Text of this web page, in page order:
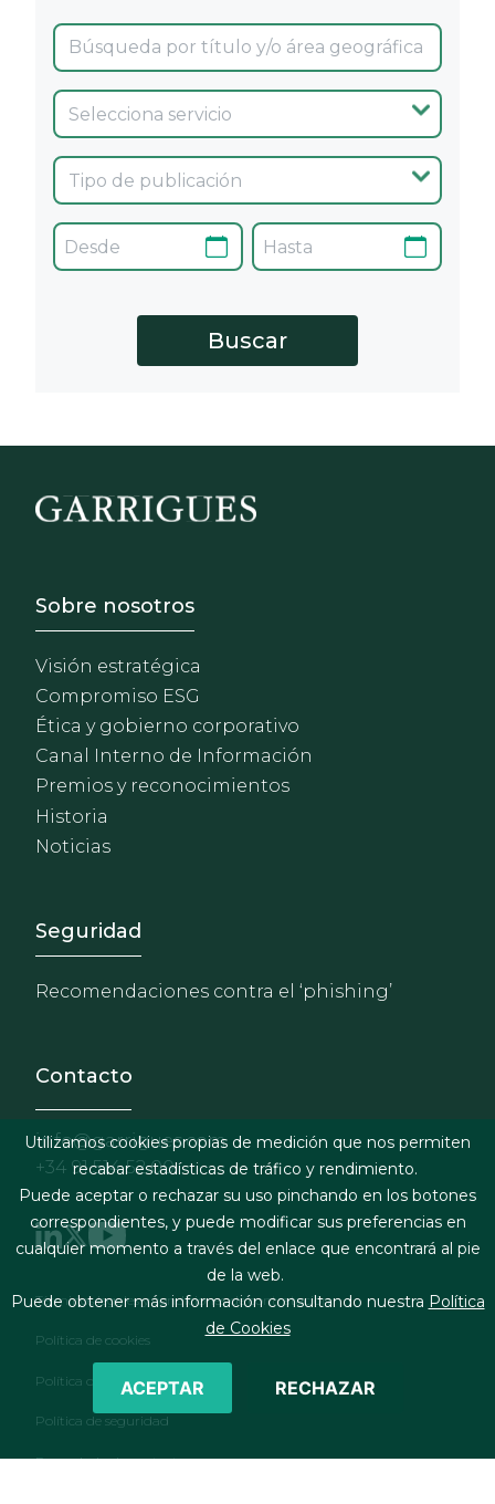
Footer - Sobre Nosotros
Sobre nosotros
Visión estratégica
Compromiso ESG
Ética y gobierno corporativo
Canal Interno de Información
Premios y reconocimientos
Historia
Noticias
Footer - Extranet y
Seguridad
Recomendaciones contra el ‘phishing’
Contacto
info@garrigues.com
+34 91 514 52 00
Footer menu
Términos legales y condiciones de contratación
Política de cookies
Política de privacidad
Política de seguridad
Formulario de contacto
Utilizamos cookies propias de medición que nos permiten
recabar estadísticas de tráfico y rendimiento.
Puede aceptar o rechazar su uso pinchando en los botones
correspondientes, y puede modificar sus preferencias en
cualquier momento a través del enlace que encontrará al pie
de la web.
Puede obtener más información consultando nuestra Política
de Cookies
ACEPTAR RECHAZAR